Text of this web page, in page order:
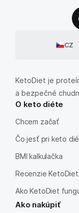
CZ
KetoDiet je
a bezpečné
O keto diéte
Chcem začať
Čo jesť pri keto
BMI kalkulačka
Recenzie KetoDiet
Ako KetoDiet
Ako nakúpiť